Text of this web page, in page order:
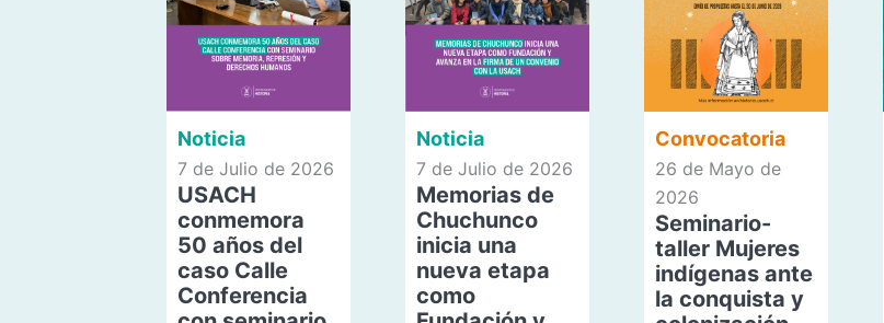
Noticia
7 de Julio de 2026
USACH
conmemora
50 años del
caso Calle
Conferencia
Noticia
7 de Julio de 2026
Memorias de
Chuchunco
inicia una
nueva etapa
como
Convocatoria
26 de Mayo de
2026
Seminario-
taller Mujeres
indígenas ante
la conquista y